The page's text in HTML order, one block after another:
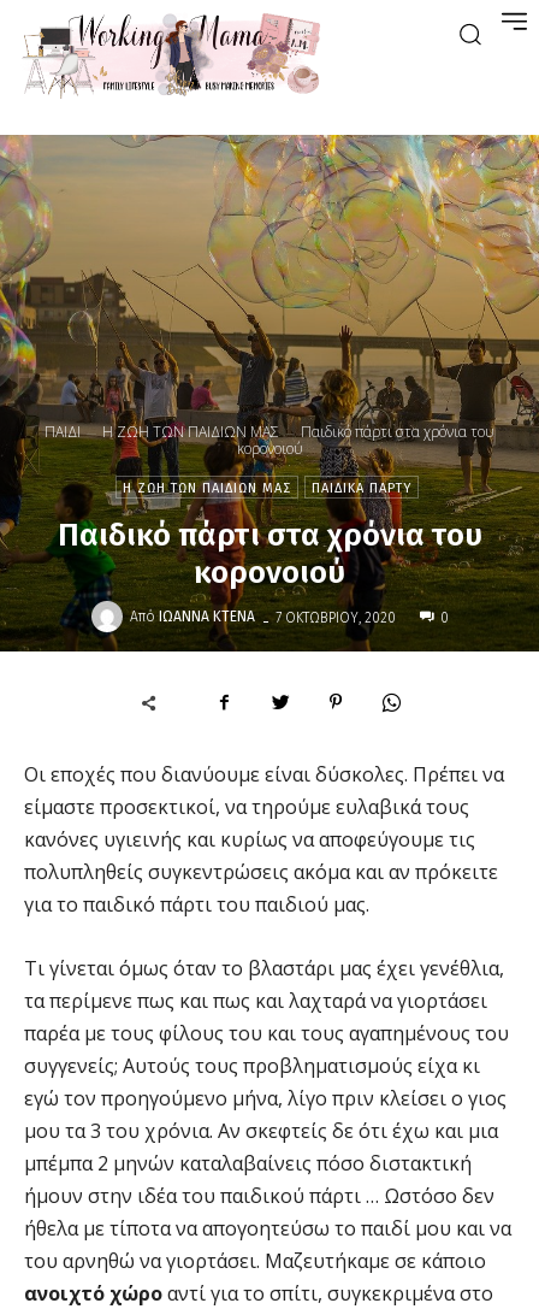
ΠΑΙΔΙ Η ΖΩΗ ΤΩΝ ΠΑΙΔΙΩΝ ΜΑΣ
Παιδικό πάρτι στα χρόνια του
κορονοιού
Η ΖΩΗ ΤΩΝ ΠΑΙΔΙΩΝ ΜΑΣ ΠΑΙΔΙΚΑ ΠΑΡΤΥ
Παιδικό πάρτι στα χρόνια του
κορονοιού
Από ΙΩΆΝΝΑ ΚΤΕΝΆ - 7 ΟΚΤΩΒΡΊΟΥ, 2020 0
Οι εποχές που διανύουμε είναι δύσκολες. Πρέπει να
είμαστε προσεκτικοί, να τηρούμε ευλαβικά τους
κανόνες υγιεινής και κυρίως να αποφεύγουμε τις
πολυπληθείς συγκεντρώσεις ακόμα και αν πρόκειτε
για το παιδικό πάρτι του παιδιού μας.
Τι γίνεται όμως όταν το βλαστάρι μας έχει γενέθλια,
τα περίμενε πως και πως και λαχταρά να γιορτάσει
παρέα με τους φίλους του και τους αγαπημένους του
συγγενείς; Αυτούς τους προβληματισμούς είχα κι
εγώ τον προηγούμενο μήνα, λίγο πριν κλείσει ο γιος
μου τα 3 του χρόνια. Αν σκεφτείς δε ότι έχω και μια
μπέμπα 2 μηνών καταλαβαίνεις πόσο διστακτική
ήμουν στην ιδέα του παιδικού πάρτι … Ωστόσο δεν
ήθελα με τίποτα να απογοητεύσω το παιδί μου και να
του αρνηθώ να γιορτάσει. Μαζευτήκαμε σε κάποιο
ανοιχτό χώροαντί για το σπίτι, συγκεκριμένα στο